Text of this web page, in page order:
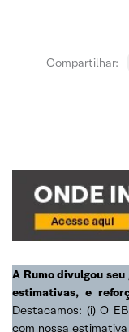
Compartilhar:
A Rumo divulgou
estimativas, e
Destacamos: (i) O
com nossa